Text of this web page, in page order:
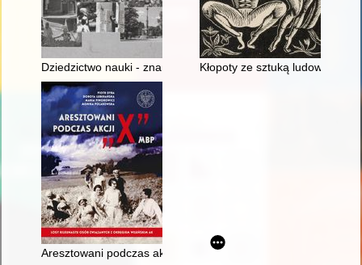
Dziedzictwo nauki - znana przeszłość i niełatwa teraźniejszość
Kłopoty ze sztuką ludową :
Aresztowani podczas akcji "X" MBP : losy kilkunastu osób